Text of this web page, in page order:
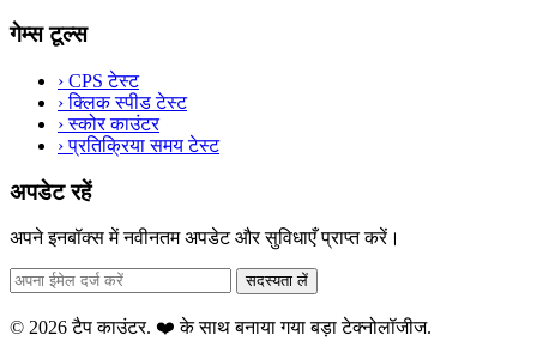
गेम्स टूल्स
› CPS टेस्ट
›क्लिक स्पीड टेस्ट
›स्कोर काउंटर
›प्रतिक्रिया समय टेस्ट
अपडेट रहें
अपने इनबॉक्स में नवीनतम अपडेट और सुविधाएँ प्राप्त करें।
सदस्यता लें
© 2026 टैप काउंटर. ❤️ के साथ बनाया गयाबड़ा टेक्नोलॉजीज.